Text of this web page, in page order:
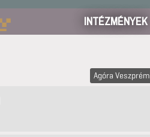
INTÉZMÉNYEK
Agóra Veszprém